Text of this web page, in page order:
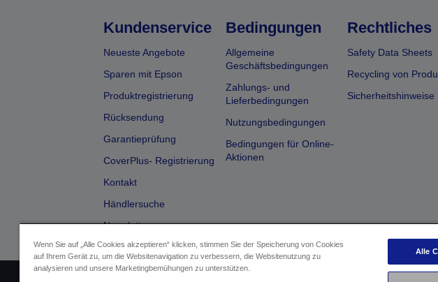
Kundenservice
Neueste Angebote
Sparen mit Epson
Produktregistrierung
Rücksendung
Garantieprüfung
CoverPlus- Registrierung
Kontakt
Händlersuche
Newsletter
Bedingungen
Allgemeine
Geschäftsbedingungen
Zahlungs- und
Lieferbedingungen
Nutzungsbedingungen
Bedingungen für Online-
Aktionen
Rechtliches
Safety Data Sheets
Recycling von
Sicherheitshinweise
Wenn Sie auf „Alle Cookies akzeptieren“ klicken, stimmen Sie der Speicherung von Cookies
auf Ihrem Gerät zu, um die Websitenavigation zu verbessern, die Websitenutzung zu
analysieren und unsere Marketingbemühungen zu unterstützen.
Alle